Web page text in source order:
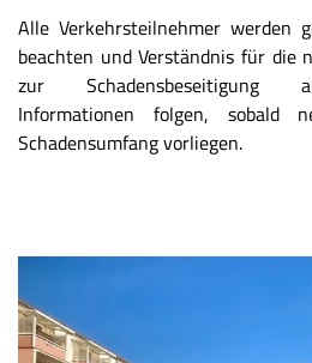
Alle Verkehrsteilnehmer werden
beachten und Verständnis für die
zur Schadensbeseitigung
Informationen folgen, sobald
Schadensumfang vorliegen.